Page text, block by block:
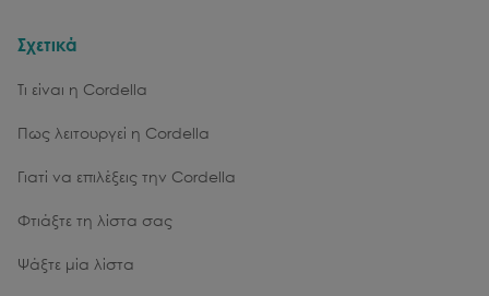
Σχετικά
Τι είναι η Cordella
Πως λειτουργεί η Cordella
Γιατί να επιλέξεις την Cordella
Φτιάξτε τη λίστα σας
Ψάξτε μία λίστα